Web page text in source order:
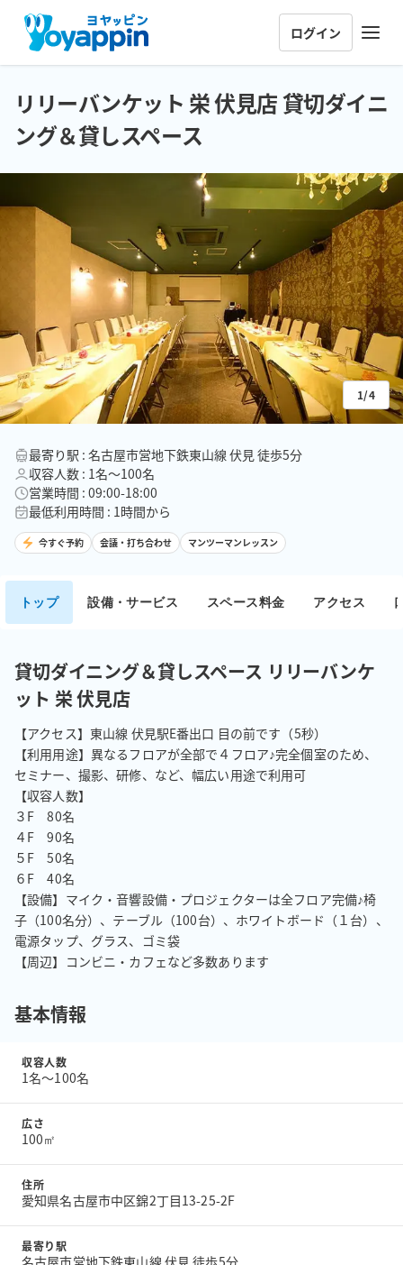
ログイン
1/4
最寄り駅 : 名古屋市営地下鉄東山線 伏見 徒歩5分
収容人数 : 1名〜100名
営業時間 : 09:00-18:00
最低利用時間 : 1時間から
今すぐ予約 会議・打ち合わせ マンツーマンレッスン
リリーバンケット 栄 伏見店 貸切ダイニ
ング＆貸しスペース
トップ 設備・サービス スペース料金 アクセス
貸切ダイニング＆貸しスペース リリーバンケ
ット 栄 伏見店
【アクセス】東山線 伏見駅E番出口 目の前です（5秒）
【利用用途】異なるフロアが全部で４フロア♪完全個室のため、
セミナー、撮影、研修、など、幅広い用途で利用可
【収容人数】
３F　80名
４F　90名
５F　50名
６F　40名
【設備】マイク・音響設備・プロジェクターは全フロア完備♪椅
子（100名分）、テーブル（100台）、ホワイトボード（１台）、
電源タップ、グラス、ゴミ袋
【周辺】コンビニ・カフェなど多数あります
基本情報
収容人数
1名〜100名
広さ
100㎡
住所
愛知県名古屋市中区錦2丁目13-25-2F
最寄り駅
名古屋市営地下鉄東山線 伏見 徒歩5分